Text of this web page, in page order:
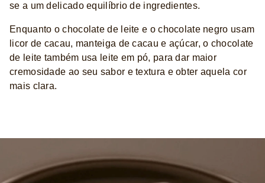
se a um delicado equilíbrio de ingredientes.
Enquanto o chocolate de leite e o chocolate negro usam
licor de cacau, manteiga de cacau e açúcar, o chocolate
de leite também usa leite em pó, para dar maior
cremosidade ao seu sabor e textura e obter aquela cor
mais clara.